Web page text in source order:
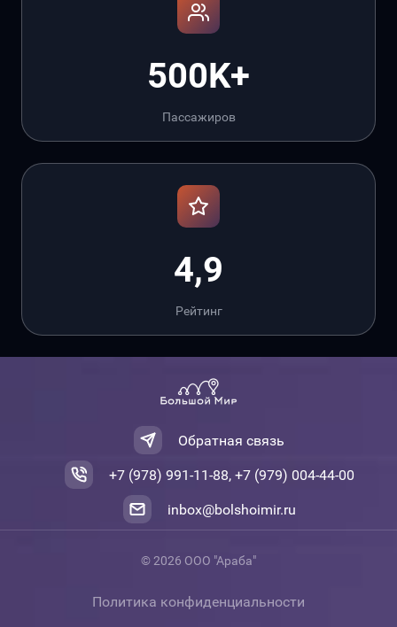
500K+
Пассажиров
4,9
Рейтинг
Обратная связь
+7 (978) 991-11-88, +7 (979) 004-44-00
inbox@bolshoimir.ru
© 2026 ООО "Араба"
Политика конфиденциальности